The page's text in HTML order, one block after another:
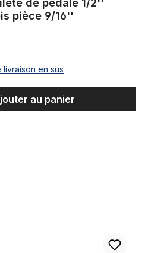
de pédale 1/2''
pièce 9/16''
en sus
au panier